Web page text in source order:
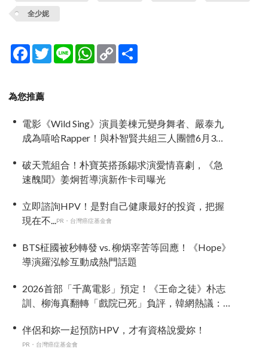
全少妮
Facebook
TwitterLine WhatsApp
Copy
Link
為您推薦
電影《Wild Sing》演員姜棟元變身舞者、嚴泰九
成為嘻哈Rapper！與朴智賢共組三人團體6月3日
破天荒組合！朴寶英搭孫錫求演愛情喜劇，《急
速醜聞》姜炯哲導演新作卡司曝光
立即諮詢HPV！是對自己健康最好的投資，把握
現在不...
PR・台灣癌症基金會
BTS柾國被秒轉發 vs. 柳炳宰苦等回應！《Hope》
導演羅泓軫互動成熱門話題
2026首部「千萬電影」預定！《王命之徒》朴志
訓、柳海真翻轉「戲院已死」負評，韓網熱議：
伴侶和妳一起預防HPV，才有資格說愛妳！
PR・台灣癌症基金會